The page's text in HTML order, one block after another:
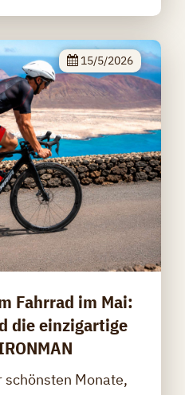
15/5/2026
Fahrrad im Mai:
die einzigartige
Monate,